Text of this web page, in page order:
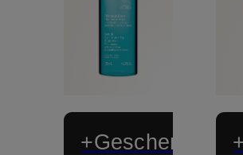
+Geschenk